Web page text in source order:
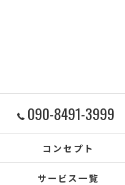
090-8491-3999
コンセプト
サービス一覧